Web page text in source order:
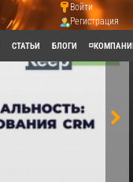
Войти
Регистрация
СТАТЬИ БЛОГИ